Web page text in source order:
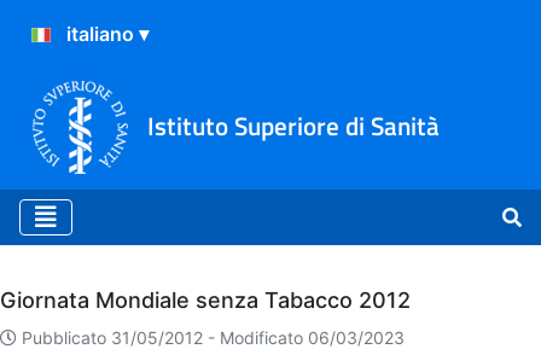
Istituto Superiore di Sanità
Archivio
Giornata Mondiale senza Tabacco 2012
Pubblicato 31/05/2012 - Modificato 06/03/2023